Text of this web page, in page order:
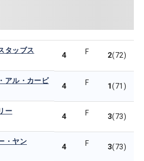
タッブス
4 F 2(72)
アル・カービ
4 F 1(71)
ー
4 F 3(73)
・ヤン
4 F 3(73)